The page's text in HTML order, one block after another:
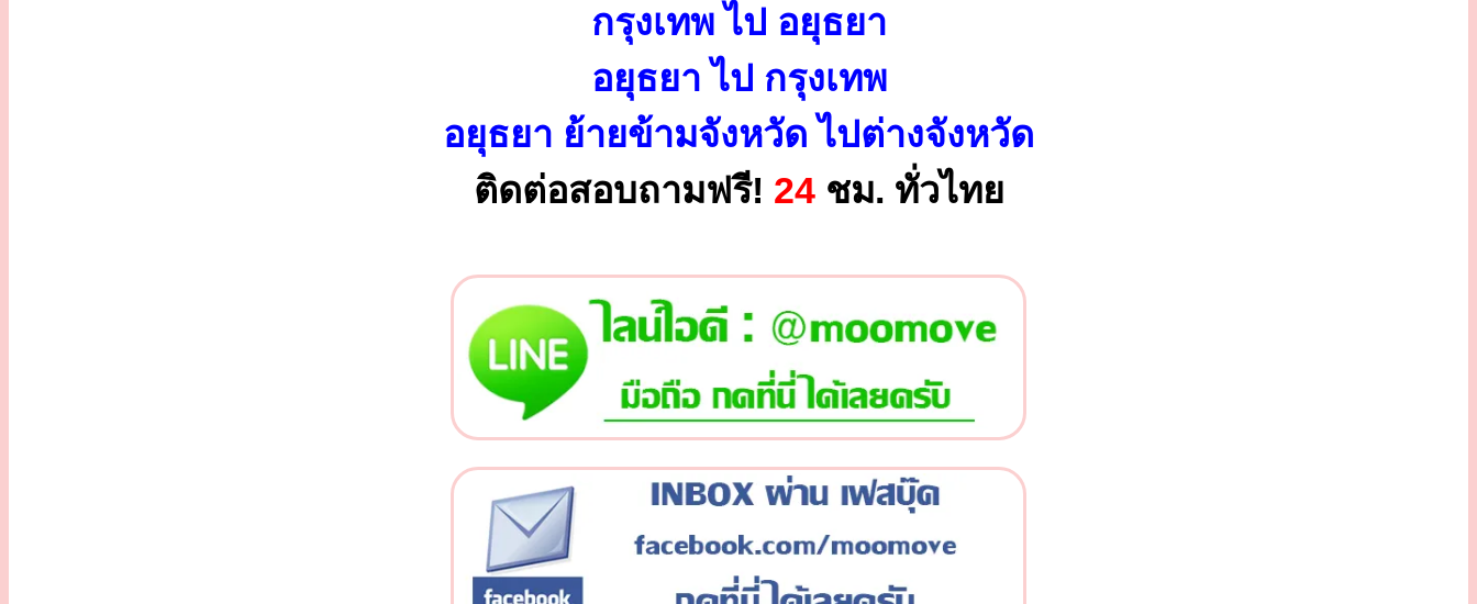
กรุงเทพ ไป อยุธยา
อยุธยา ไป กรุงเทพ
อยุธยา ย้ายข้ามจังหวัด ไปต่างจังหวัด
ติดต่อสอบถามฟรี! 24ชม. ทั่วไทย